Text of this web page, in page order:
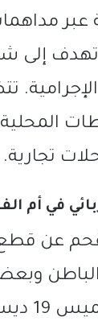
عبر
تهدف إلى
تجارية.
في أم
عن قطع
المحيطة